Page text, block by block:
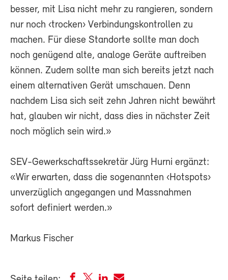
besser, mit Lisa nicht mehr zu rangieren, sondern
nur noch ‹trocken› Verbindungskontrollen zu
machen. Für diese Standorte sollte man doch
noch genügend alte, analoge Geräte auftreiben
können. Zudem sollte man sich bereits jetzt nach
einem alternativen Gerät umschauen. Denn
nachdem Lisa sich seit zehn Jahren nicht bewährt
hat, glauben wir nicht, dass dies in nächster Zeit
noch möglich sein wird.»
SEV-Gewerkschaftssekretär Jürg Hurni ergänzt:
«Wir erwarten, dass die sogenannten ‹Hotspots›
unverzüglich angegangen und Massnahmen
sofort definiert werden.»
Markus Fischer